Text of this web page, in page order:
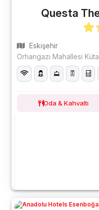
Questa
Eskişehir
Orhangazi Mahallesi
Oda & Kahvaltı